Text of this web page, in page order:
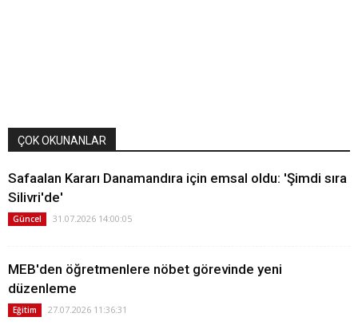
ÇOK OKUNANLAR
Safaalan Kararı Danamandıra için emsal oldu: 'Şimdi sıra
Silivri'de'
Güncel 31.07.2026 14:00:05
MEB'den öğretmenlere nöbet görevinde yeni
düzenleme
Eğitim 27.07.2026 11:36:31